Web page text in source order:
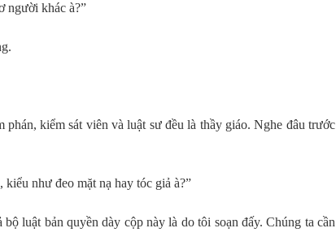
người khác à?”
phán, kiểm sát viên và luật sư đều là thầy giáo. Nghe đâu trước
như đeo mặt nạ hay tóc giả à?”
luật bản quyền dày cộp này là do tôi soạn đấy. Chúng ta cần